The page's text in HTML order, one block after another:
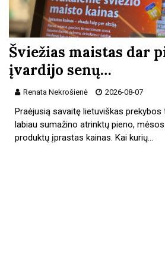
Šviežias maistas dar
įvardijo senų…
Renata Nekrošienė 2026-08-07
Praėjusią savaitę lietuviškas prekybos
labiau sumažino atrinktų pieno,
produktų įprastas kainas. Kai kurių…